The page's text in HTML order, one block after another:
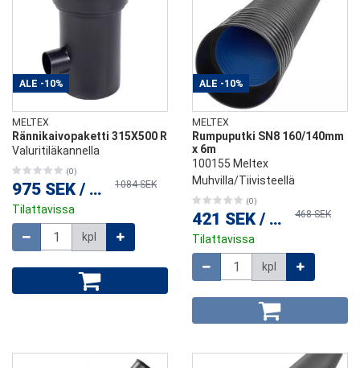
ALE -10%
MELTEX
Rännikaivopaketti 315X500 R
Valuritiläkannella
(0)
975 SEK / kpl 1084 SEK
Tilattavissa
kpl
ALE -10%
MELTEX
Rumpuputki SN8 160/140mm
x 6m
100155 Meltex
Muhvilla/Tiivisteellä
(0)
421 SEK / kpl 468 SEK
Tilattavissa
kpl